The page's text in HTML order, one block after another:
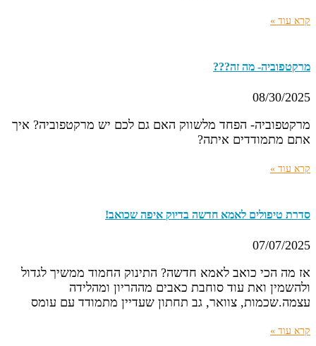
קרא עוד »
מרקטפוביה- מה זה???
08/30/2025
מרקטפוביה- הפחד מלשווק האם גם לכם יש מרקטפוביה? איך
אתם מתמודדים איתה?
קרא עוד »
סדרת טיפולים לאמא חדשה בדיוק איפה שכואב!
07/07/2025
אז מה הכי כואב לאמא חדשה? התינוק החמוד ממשיך לגדול
ולהשמין ואת עוד סוחבת כאבים מההריון ומהלידה
עצמה.שכמות, צוואר, גב תחתון שעדיין מתמודד עם עומס
קרא עוד »